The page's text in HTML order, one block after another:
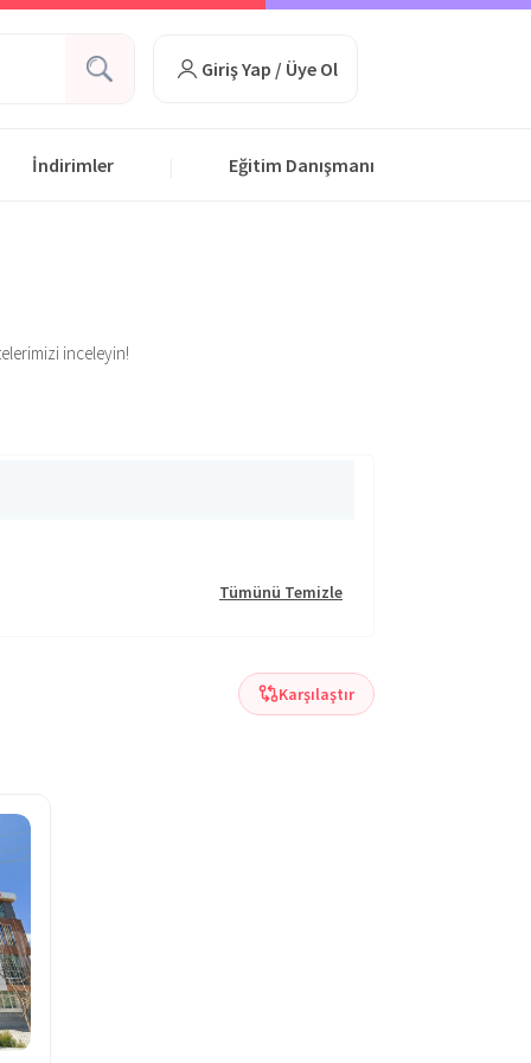
Giriş Yap / Üye Ol
İndirimler Eğitim Danışmanı
inceleyin!
Tümünü Temizle
Karşılaştır